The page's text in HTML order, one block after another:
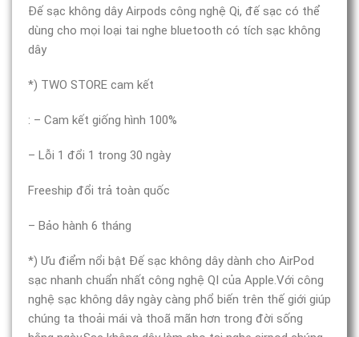
Đế sạc không dây Airpods công nghệ Qi, đế sạc có thể
dùng cho mọi loại tai nghe bluetooth có tích sạc không
dây
*) TWO STORE cam kết
: – Cam kết giống hình 100%
– Lỗi 1 đổi 1 trong 30 ngày
Freeship đổi trả toàn quốc
– Bảo hành 6 tháng
*) Ưu điểm nổi bật Đế sạc không dây dành cho AirPod
sạc nhanh chuẩn nhất công nghệ QI của Apple.Với công
nghệ sạc không dây ngày càng phổ biến trên thế giới giúp
chúng ta thoải mái và thoã mãn hơn trong đời sống